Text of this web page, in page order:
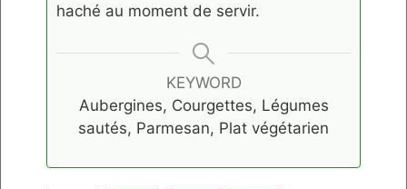
haché au moment de servir.
KEYWORD
Aubergines, Courgettes, Légumes
sautés, Parmesan, Plat végétarien